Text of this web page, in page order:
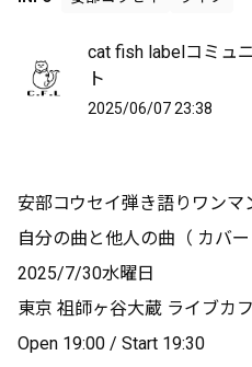
cat fish labelコミュ
ト
2025/06/07 23:38
安部コウセイ弾き語りワンマ
自分の曲と他人の曲（ カバー
2025/7/30水曜日
東京 祖師ヶ谷大蔵 ライブカ
Open 19:00 / Start 19:30